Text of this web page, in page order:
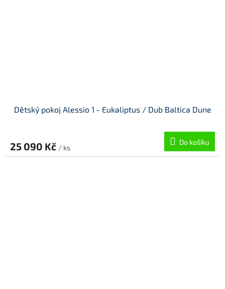
Dětský pokoj Alessio 1 - Eukaliptus / Dub Baltica Dune
25 090 Kč / ks
Do košíku